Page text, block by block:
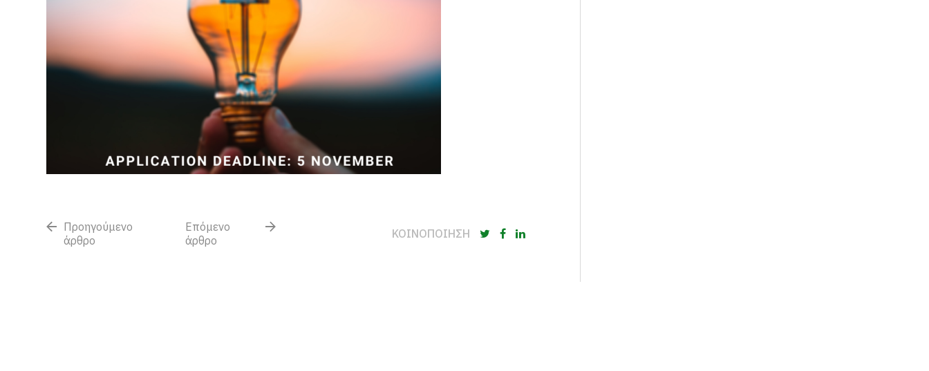
Προηγούμενο
άρθρο
Επόμενο
άρθρο
ΚΟΙΝΟΠΟΙΗΣΗ